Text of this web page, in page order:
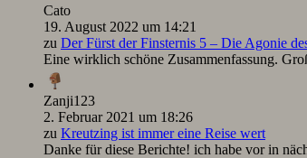
Cato
19. August 2022 um 14:21
zu Der Fürst der Finsternis 5 – Die Agonie
Eine wirklich schöne Zusammenfassung.
Zanji123
2. Februar 2021 um 18:26
zu Kreutzing ist immer eine Reise wert
Danke für diese Berichte! ich habe vor in